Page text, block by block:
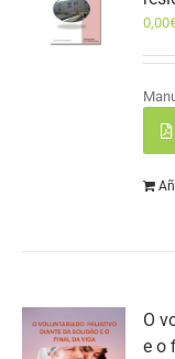
0,00
O
e o